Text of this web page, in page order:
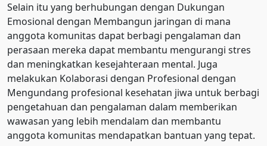
Selain itu yang berhubungan dengan Dukungan
Emosional dengan Membangun jaringan di mana
anggota komunitas dapat berbagi pengalaman dan
perasaan mereka dapat membantu mengurangi stres
dan meningkatkan kesejahteraan mental. Juga
melakukan Kolaborasi dengan Profesional dengan
Mengundang profesional kesehatan jiwa untuk berbagi
pengetahuan dan pengalaman dalam memberikan
wawasan yang lebih mendalam dan membantu
anggota komunitas mendapatkan bantuan yang tepat.